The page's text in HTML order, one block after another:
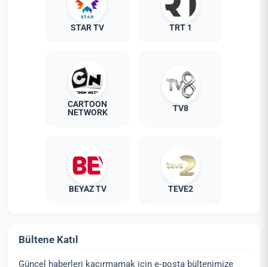
STAR TV TRT 1
CARTOON
NETWORK
TV8
BEYAZ TV TEVE2
Bültene Katıl
Güncel haberleri kaçırmamak için e‑posta bültenimize